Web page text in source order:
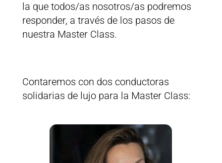
la que todos/as nosotros/as podremos
responder, a través de los pasos de
nuestra Master Class.
Contaremos con dos conductoras
solidarias de lujo para la Master Class: